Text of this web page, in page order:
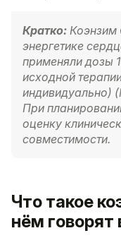
Кратко: Коэнзим
энергетике
применяли дозы
исходной
индивидуально)
При
оценку
совместимости.
Что такое
нём говорят